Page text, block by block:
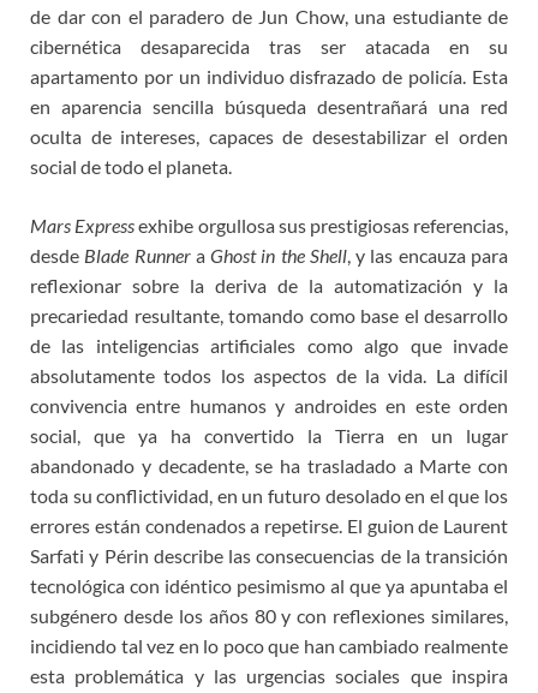
de dar con el paradero de Jun Chow, una estudiante de
cibernética desaparecida tras ser atacada en su
apartamento por un individuo disfrazado de policía. Esta
en aparencia sencilla búsqueda desentrañará una red
oculta de intereses, capaces de desestabilizar el orden
social de todo el planeta.
Mars Expressexhibe orgullosa sus prestigiosas referencias,
desde Blade RunneraGhost in the Shell, y las encauza para
reflexionar sobre la deriva de la automatización y la
precariedad resultante, tomando como base el desarrollo
de las inteligencias artificiales como algo que invade
absolutamente todos los aspectos de la vida. La difícil
convivencia entre humanos y androides en este orden
social, que ya ha convertido la Tierra en un lugar
abandonado y decadente, se ha trasladado a Marte con
toda su conflictividad, en un futuro desolado en el que los
errores están condenados a repetirse. El guion de Laurent
Sarfati y Périn describe las consecuencias de la transición
tecnológica con idéntico pesimismo al que ya apuntaba el
subgénero desde los años 80 y con reflexiones similares,
incidiendo tal vez en lo poco que han cambiado realmente
esta problemática y las urgencias sociales que inspira